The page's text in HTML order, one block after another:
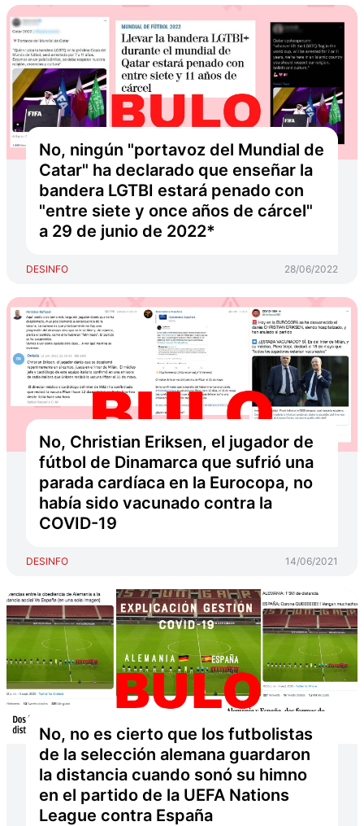
No, ningún "portavoz del Mundial de
Catar" ha declarado que enseñar la
bandera LGTBI estará penado con
"entre siete y once años de cárcel"
a 29 de junio de 2022*
DESINFO 28/06/2022
No, Christian Eriksen, el jugador de
fútbol de Dinamarca que sufrió una
parada cardíaca en la Eurocopa, no
había sido vacunado contra la
COVID-19
DESINFO 14/06/2021
No, no es cierto que los futbolistas
de la selección alemana guardaron
la distancia cuando sonó su himno
en el partido de la UEFA Nations
League contra España